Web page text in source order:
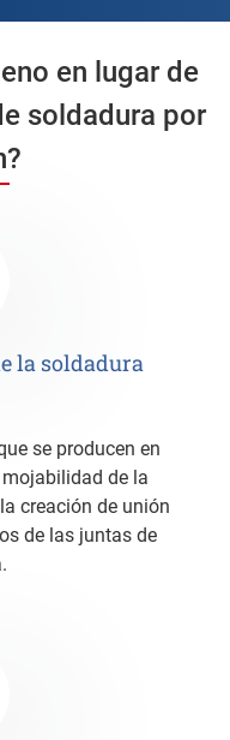
en lugar de
soldadura por
la soldadura
de la
creación de unión
de las juntas de